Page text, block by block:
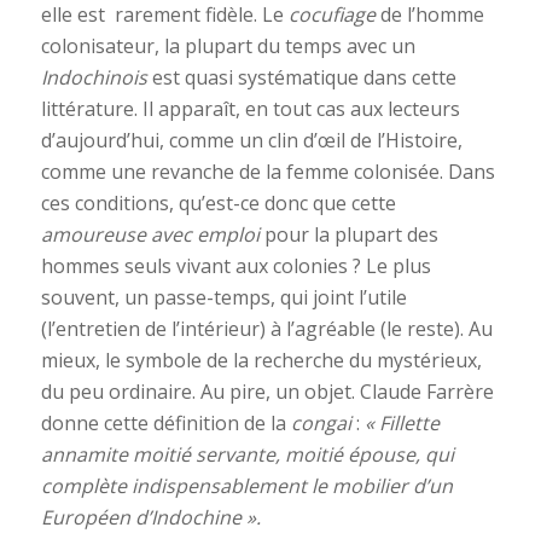
elle est rarement fidèle. Le cocufiagede l’homme
colonisateur, la plupart du temps avec un
Indochinoisest quasi systématique dans cette
littérature. Il apparaît, en tout cas aux lecteurs
d’aujourd’hui, comme un clin d’œil de l’Histoire,
comme une revanche de la femme colonisée. Dans
ces conditions, qu’est-ce donc que cette
amoureuse avec emploipour la plupart des
hommes seuls vivant aux colonies ? Le plus
souvent, un passe-temps, qui joint l’utile
(l’entretien de l’intérieur) à l’agréable (le reste). Au
mieux, le symbole de la recherche du mystérieux,
du peu ordinaire. Au pire, un objet. Claude Farrère
donne cette définition de la congai: « Fillette
annamite moitié servante, moitié épouse, qui
complète indispensablement le mobilier d’un
Européen d’Indochine ».